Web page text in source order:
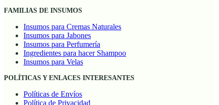
FAMILIAS DE INSUMOS
Insumos para Cremas Naturales
Insumos para Jabones
Insumos para Perfumería
Ingredientes para hacer Shampoo
Insumos para Velas
POLÍTICAS Y ENLACES INTERESANTES
Políticas de Envíos
Política de Privacidad